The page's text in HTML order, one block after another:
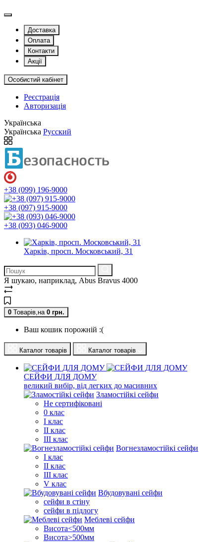
Доставка
Оплата
Контакти
Акції
Особистий кабінет
Реєстрація
Авторизація
Українська
Українська Русский
+38 (099) 196-9000
+38 (097) 915-9000
+38 (093) 046-9000
Харків, просп. Московський, 31
Я шукаю, наприклад, Abus Bravus 4000
0 Товарів,на 0 грн.
Ваш кошик порожній :(
Каталог товарів Каталог товарів
СЕЙФИ ДЛЯ ДОМУ
великий вибір, від легких до масивних
Зламостійкі сейфи
Не сертифіковані
0 клас
I клас
II клас
III клас
Вогнезламостійкі сейфи
I клас
II клас
III клас
V клас
Вбудовувані сейфи
сейфи в стіну
сейфи в підлогу
Меблеві сейфи
Висота<500мм
Висота>500мм